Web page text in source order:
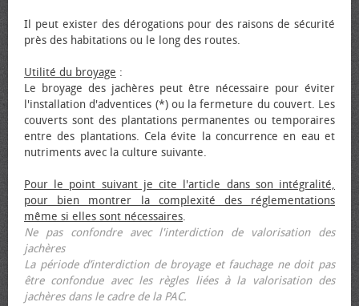
Il peut exister des dérogations pour des raisons de sécurité
près des habitations ou le long des routes.
Utilité du broyage :
Le broyage des jachères peut être nécessaire pour éviter
l'installation d'adventices (*) ou la fermeture du couvert. Les
couverts sont des plantations permanentes ou temporaires
entre des plantations. Cela évite la concurrence en eau et
nutriments avec la culture suivante.
Pour le point suivant je cite l'article dans son intégralité,
pour bien montrer la complexité des réglementations
même si elles sont nécessaires.
Ne pas confondre avec l'interdiction de valorisation des
jachères
La période d’interdiction de broyage et fauchage ne doit pas
être confondue avec les règles liées à la valorisation des
jachères dans le cadre de la PAC.